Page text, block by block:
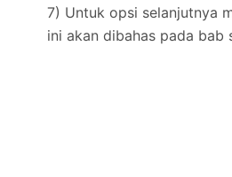
7) Untuk opsi selanjutnya
ini akan dibahas pada bab